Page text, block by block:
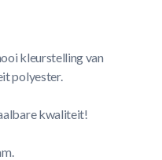
kleurstelling van
polyester.
kwaliteit!